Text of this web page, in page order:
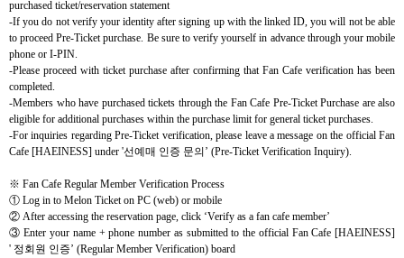
purchased ticket/reservation statement
-If you do not verify your identity after signing up with the linked ID, you will not be able
to proceed Pre-Ticket purchase. Be sure to verify yourself in advance through your mobile
phone or I-PIN.
-Please proceed with ticket purchase after confirming that Fan Cafe verification has been
completed.
-Members who have purchased tickets through the Fan Cafe Pre-Ticket Purchase are also
eligible for additional purchases within the purchase limit for general ticket purchases.
-For inquiries regarding Pre-Ticket verification, please leave a message onthe official Fan
Cafe [HAEINESS] under '선예매 인증 문의 ’ (Pre-Ticket Verification Inquiry).
※ Fan Cafe Regular Member Verification Process
① Log in to Melon Ticket on PC (web) or mobile
② After accessing the reservation page, click ‘Verify as a fan cafe member’
③ Enter your name + phone number as submittedto the official Fan Cafe [HAEINESS]
' 정회원 인증’ (Regular Member Verification) board